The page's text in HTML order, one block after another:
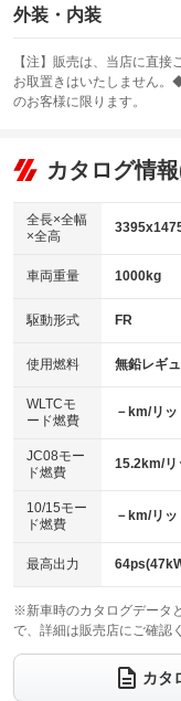
エアバッグ：運転席/助
：装備あり
：装備あり
サンルーフ
：装備なし
リフトアップ
：装備なし
：装備なし
パワーウィンドウ
アイドリングストップ
：装備あり
USB入力端子
：装備あり
100V電源
：装備なし
センターデフロック
：装備なし
電動格納ミラー
：装備あり
外装・内装
カーナビ：メモリー
：装備あり
TV：フルセグ
：装備あり
ビジュアル：-／DVD
：装備あり
アルミホイール：13イ
：装備あり
HID(キセノンライト)
バックカメラ
エアロ
：装備あり
ローダウン
：装備なし
ベンチシート
：装備なし
チップアップシート
：装備なし
電動格納サードシート
：装備なし
ウォークスルー
電動リアゲート
【注】販売は、当店に直
お取置きはいたしません
のお客様に限ります。
カタログ情
全長×全幅
×全高
車両重量 1000kg
駆動形式 FR
使用燃料 無鉛レギ
WLTCモ
ード燃費
－km/リッ
JC08モー
ド燃費
15.2km/リ
10/15モー
ド燃費
－km/リッ
最高出力
※新車時のカタログデータ
で、詳細は販売店にご確認
カタ